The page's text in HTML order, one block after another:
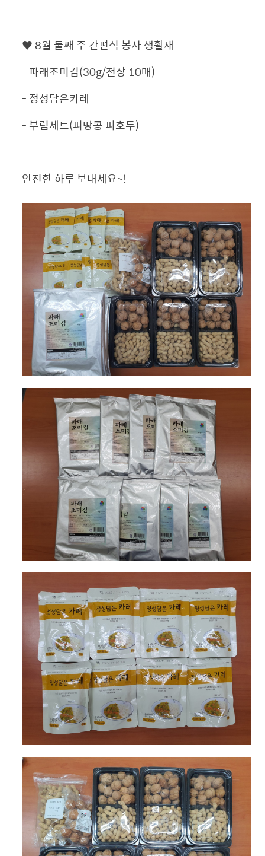
♥ 8월 둘째 주 간편식 봉사 생활재
- 파래조미김(30g/전장 10매)
- 정성담은카레
- 부럼세트(피땅콩 피호두)
안전한 하루 보내세요~!